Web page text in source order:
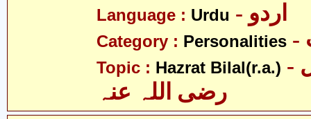
Language : Urdu - اردو
Category : Personalities
Topic : Hazrat Bilal(r.a.) - حضرت بلال
رضی اللہ عنہ